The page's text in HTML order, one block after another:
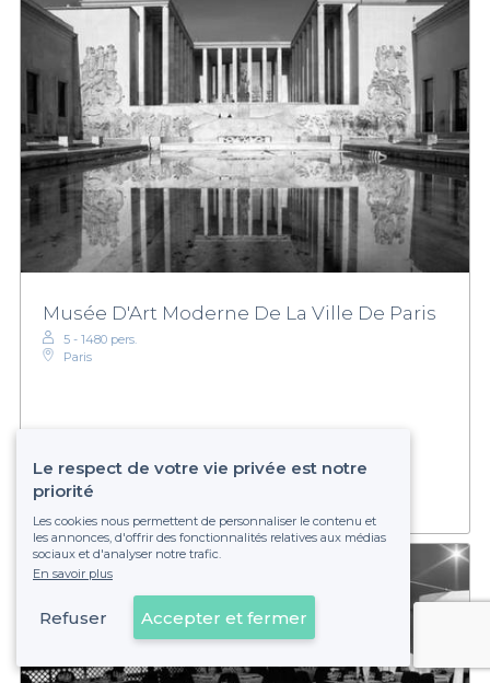
Musée D'Art Moderne De La Ville De Paris
5 - 1480 pers.
Paris
Voir sur la carte
Le respect de votre vie privée est notre
priorité
Les cookies nous permettent de personnaliser le contenu et
les annonces, d'offrir des fonctionnalités relatives aux médias
sociaux et d'analyser notre trafic.
En savoir plus
Refuser Accepter et fermer